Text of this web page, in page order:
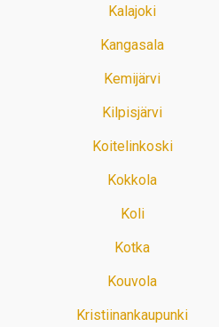
Kalajoki
Kangasala
Kemijärvi
Kilpisjärvi
Koitelinkoski
Kokkola
Koli
Kotka
Kouvola
Kristiinankaupunki